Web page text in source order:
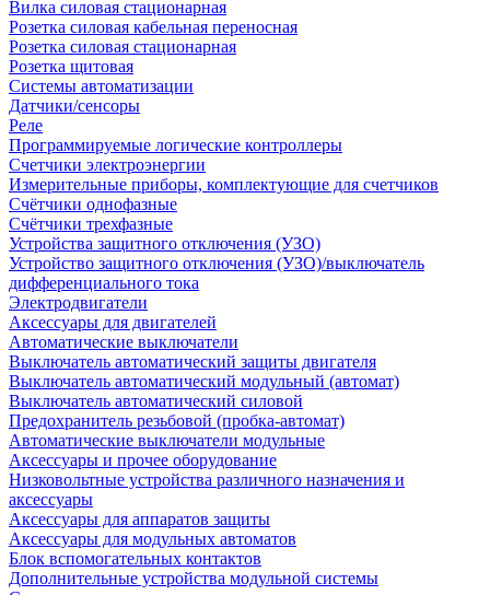
Вилка силовая стационарная
Розетка силовая кабельная переносная
Розетка силовая стационарная
Розетка щитовая
Системы автоматизации
Датчики/сенсоры
Реле
Программируемые логические контроллеры
Счетчики электроэнергии
Измерительные приборы, комплектующие для счетчиков
Счётчики однофазные
Счётчики трехфазные
Устройства защитного отключения (УЗО)
Устройство защитного отключения (УЗО)/выключатель
дифференциального тока
Электродвигатели
Аксессуары для двигателей
Автоматические выключатели
Выключатель автоматический защиты двигателя
Выключатель автоматический модульный (автомат)
Выключатель автоматический силовой
Предохранитель резьбовой (пробка-автомат)
Автоматические выключатели модульные
Аксессуары и прочее оборудование
Низковольтные устройства различного назначения и
аксессуары
Аксессуары для аппаратов защиты
Аксессуары для модульных автоматов
Блок вспомогательных контактов
Дополнительные устройства модульной системы